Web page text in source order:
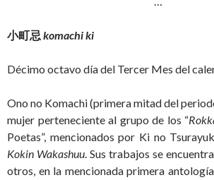
小町忌 komachi ki
Décimo octavo día del Tercer Mes del
Ono no Komachi (primera mitad del
mujer perteneciente al grupo de los “
Poetas”, mencionados por Ki no
Kokin Wakashuu. Sus trabajos se
otros, en la mencionada primera